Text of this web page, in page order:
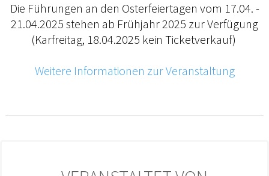
Die Führungen an den Osterfeiertagen vom 17.04. -
21.04.2025 stehen ab Frühjahr 2025 zur Verfügung
(Karfreitag, 18.04.2025 kein Ticketverkauf)
Weitere Informationen zur Veranstaltung